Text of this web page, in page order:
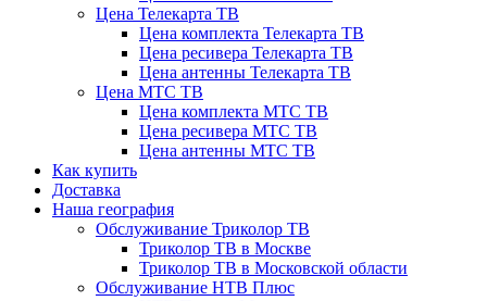
Цена Телекарта ТВ
Цена комплекта Телекарта ТВ
Цена ресивера Телекарта ТВ
Цена антенны Телекарта ТВ
Цена МТС ТВ
Цена комплекта МТС ТВ
Цена ресивера МТС ТВ
Цена антенны МТС ТВ
Как купить
Доставка
Наша география
Обслуживание Триколор ТВ
Триколор ТВ в Москве
Триколор ТВ в Московской области
Обслуживание НТВ Плюс